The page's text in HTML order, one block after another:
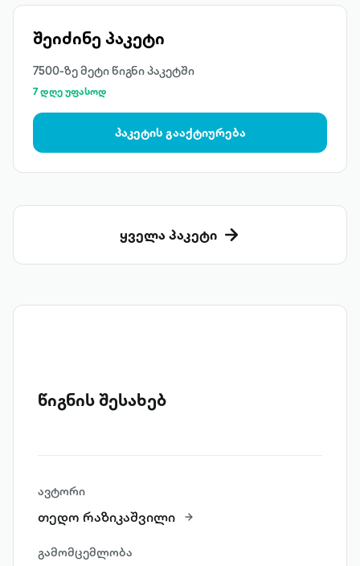
შეიძინე პაკეტი
7500-ზე მეტი წიგნი პაკეტში
7 დღე უფასოდ
პაკეტის გააქტიურება
ყველა პაკეტი
წიგნის შესახებ
ავტორი
თედო რაზიკაშვილი
გამომცემლობა